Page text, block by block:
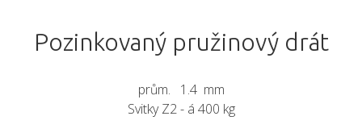
Pozinkovaný pružinový drát
prům. 1.4 mm
Svitky Z2 - á 400 kg